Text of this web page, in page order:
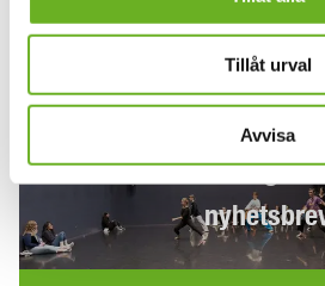
Tillåt urval
Avvisa
Kontakt:Heidi Möller,
Anmäl dig till